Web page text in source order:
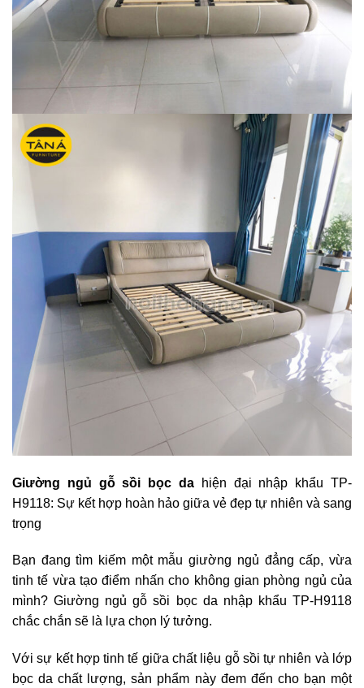
Giường ngủ gỗ sồi bọc da hiện đại nhập khẩu TP-
H9118: Sự kết hợp hoàn hảo giữa vẻ đẹp tự nhiên và sang
trọng
Bạn đang tìm kiếm một mẫu giường ngủ đẳng cấp, vừa
tinh tế vừa tạo điểm nhấn cho không gian phòng ngủ của
mình? Giường ngủ gỗ sồi bọc da nhập khẩu TP-H9118
chắc chắn sẽ là lựa chọn lý tưởng.
Với sự kết hợp tinh tế giữa chất liệu gỗ sồi tự nhiên và lớp
bọc da chất lượng, sản phẩm này đem đến cho bạn một